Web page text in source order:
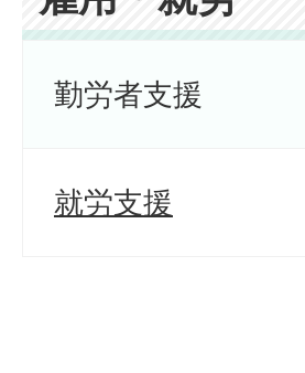
勤労者支援
就労支援